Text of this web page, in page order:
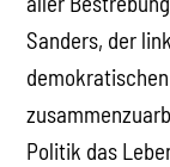
Sanders, der
Politik das